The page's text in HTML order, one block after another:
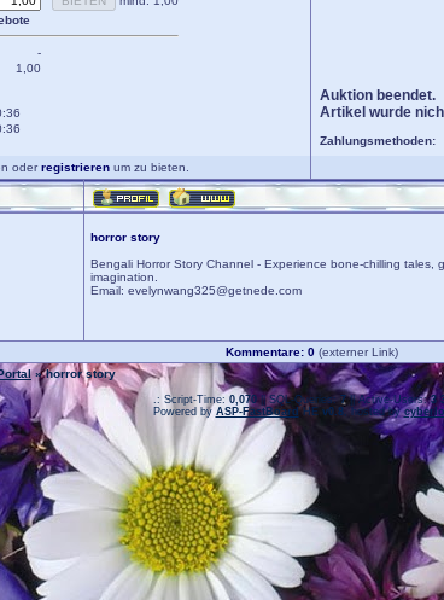
-
1,00
Auktion beendet.
Artikel wurde
Zahlungsmethoden:
oderregistrierenum zu bieten.
horror story
Bengali Horror Story Channel - Experience bone-chilling
imagination.
Email: evelynwang325@getnede.com
Kommentare: 0(externer Link)
» horror story
.: Script-Time: 0,070 || SQL-Queries: 7|| Active-Users:3
Powered by ASP-FastBoard HE v0.8 , hosted by